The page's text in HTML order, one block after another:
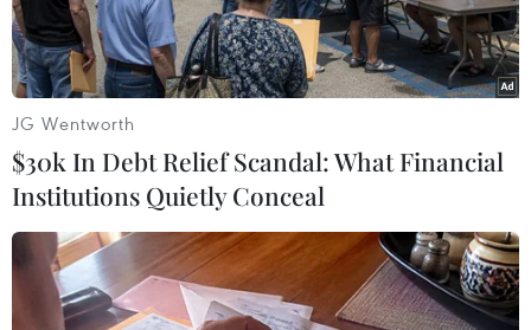
JG Wentworth
$30k In Debt Relief Scandal: What Financial
Institutions Quietly Conceal